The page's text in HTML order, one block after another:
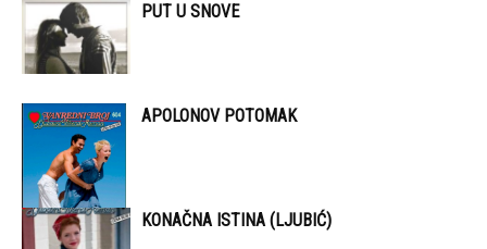
PUT U SNOVE
APOLONOV POTOMAK
KONAČNA ISTINA (LJUBIĆ)